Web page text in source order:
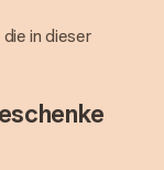
in dieser